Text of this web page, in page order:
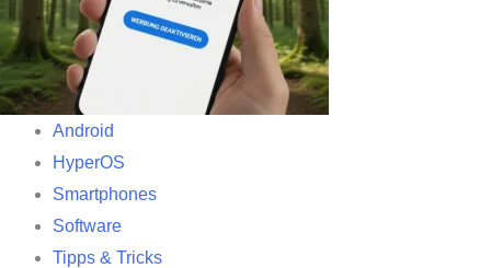
Android
HyperOS
Smartphones
Software
Tipps & Tricks